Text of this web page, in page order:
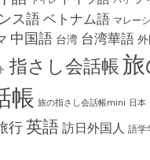
ス語ベトナム語 マレー
中国語 台湾 台湾華語
指さし会話帳
帳 旅の指さし会話帳mini 日本
行英語訪日外国人 語学